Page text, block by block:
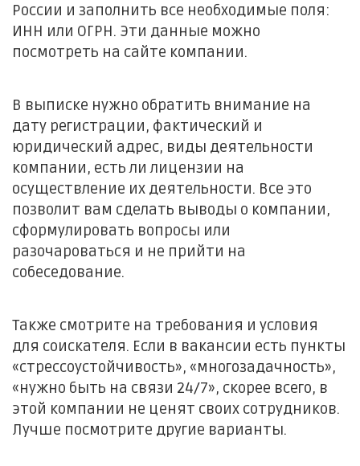
России и заполнить все необходимые поля:
ИНН или ОГРН. Эти данные можно
посмотреть на сайте компании.
В выписке нужно обратить внимание на
дату регистрации, фактический и
юридический адрес, виды деятельности
компании, есть ли лицензии на
осуществление их деятельности. Все это
позволит вам сделать выводы о компании,
сформулировать вопросы или
разочароваться и не прийти на
собеседование.
Также смотрите на требования и условия
для соискателя. Если в вакансии есть пункты
«стрессоустойчивость», «многозадачность»,
«нужно быть на связи 24/7», скорее всего, в
этой компании не ценят своих сотрудников.
Лучше посмотрите другие варианты.